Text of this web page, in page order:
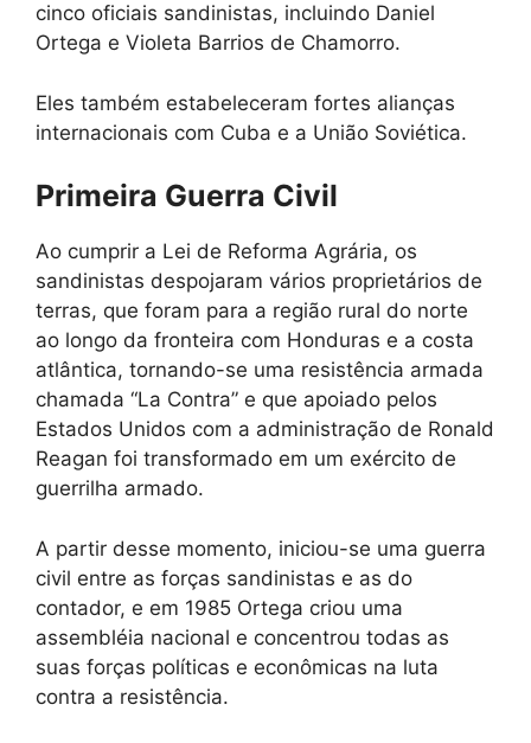
cinco oficiais sandinistas, incluindo Daniel
Ortega e Violeta Barrios de Chamorro.
Eles também estabeleceram fortes alianças
internacionais com Cuba e a União Soviética.
Primeira Guerra Civil
Ao cumprir a Lei de Reforma Agrária, os
sandinistas despojaram vários proprietários de
terras, que foram para a região rural do norte
ao longo da fronteira com Honduras e a costa
atlântica, tornando-se uma resistência armada
chamada “La Contra” e que apoiado pelos
Estados Unidos com a administração de Ronald
Reagan foi transformado em um exército de
guerrilha armado.
A partir desse momento, iniciou-se uma guerra
civil entre as forças sandinistas e as do
contador, e em 1985 Ortega criou uma
assembléia nacional e concentrou todas as
suas forças políticas e econômicas na luta
contra a resistência.